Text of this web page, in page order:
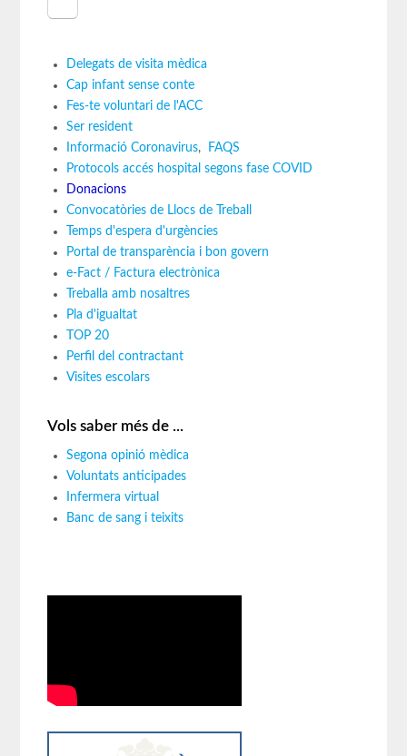
Delegats de visita mèdica
Cap infant sense conte
Fes-te voluntari de l'ACC
Ser resident
Informació Coronavirus,
FAQS
Protocols accés hospital segons fase COVID
Donacions
Convocatòries de Llocs de Treball
Temps d'espera d'urgències
Portal de transparència i bon govern
e-Fact / Factura electrònica
Treballa amb nosaltres
Pla d'igualtat
TOP 20
Perfil del contractant
Visites escolars
Vols saber més de ...
Segona opinió mèdica
Voluntats anticipades
Infermera virtual
Banc de sang i teixits